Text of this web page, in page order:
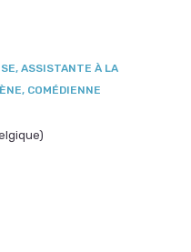
ASSISTANTE À LA
COMÉDIENNE